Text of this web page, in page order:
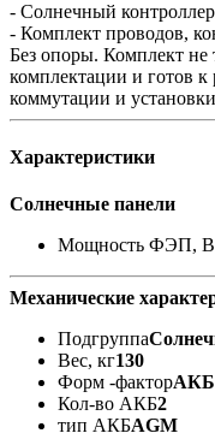
- Солнечный контроллер
- Комплект проводов,
Без опоры. Комплект не
комплектации и готов к
коммутации и
Характеристики
Солнечные панели
Мощность ФЭП,
Механические
Подгруппа
Вес, кг130
Форм -факторАКБ
Кол-во АКБ2
тип АКБAGM